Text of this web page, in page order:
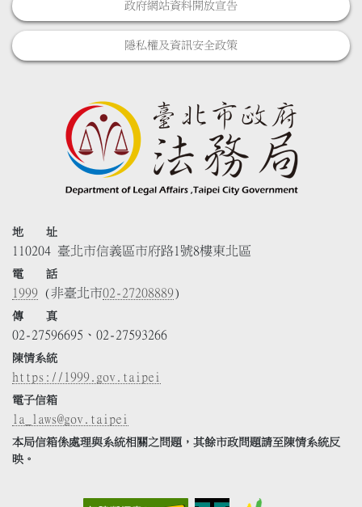
政府網站資料開放宣告
隱私權及資訊安全政策
地 址
110204 臺北市信義區市府路1號8樓東北區
電 話
1999 (非臺北市02-27208889)
傳 真
02-27596695、02-27593266
陳情系統
https://1999.gov.taipei
電子信箱
la_laws@gov.taipei
本局信箱係處理與系統相關之問題，其餘市政問題請至陳情系統反
映。